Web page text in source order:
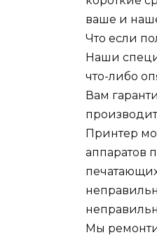
ваше и
Что если
Наши
что-либо
Вам
Принтер
аппаратов
Мы